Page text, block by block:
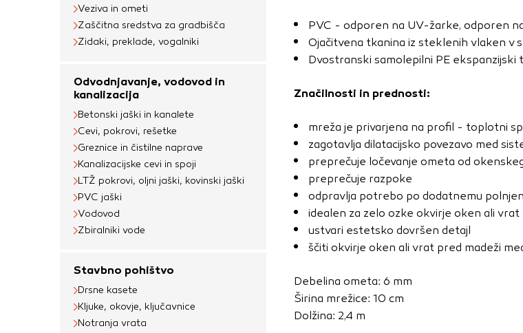
Veziva in ometi
Zaščitna sredstva za gradbišča
Zidaki, preklade, vogalniki
Odvodnjavanje, vodovod in
kanalizacija
Betonski jaški in kanalete
Cevi, pokrovi, rešetke
Greznice in čistilne naprave
Kanalizacijske cevi in spoji
LTŽ pokrovi, oljni jaški, kovinski jaški
PVC jaški
Vodovod
Zbiralniki vode
Stavbno pohištvo
Drsne kasete
Kljuke, okovje, ključavnice
Notranja vrata
PVC - odporen na UV-žarke, odporen
Ojačitvena tkanina iz steklenih vlaken v
Dvostranski samolepilni PE ekspanzijski
Značilnosti in prednosti:
mreža je privarjena na profil - toplotni
zagotavlja dilatacijsko povezavo med
preprečuje ločevanje ometa od
preprečuje razpoke
odpravlja potrebo po dodatnemu
idealen za zelo ozke okvirje oken ali vrat
ustvari estetsko dovršen detajl
ščiti okvirje oken ali vrat pred madeži
Debelina ometa: 6 mm
Širina mrežice: 10 cm
Dolžina: 2,4 m
Te piškotke nastavijo naši oglaševalski partnerji. Partnerska
uporabljajo za izdelavo profila vaših interesov, ki ga nato
na drugih spletnih mestih. Pri delu uporabljajo edinstveno
naprave. Če zavrnete uporabo teh piškotkov, ne boste